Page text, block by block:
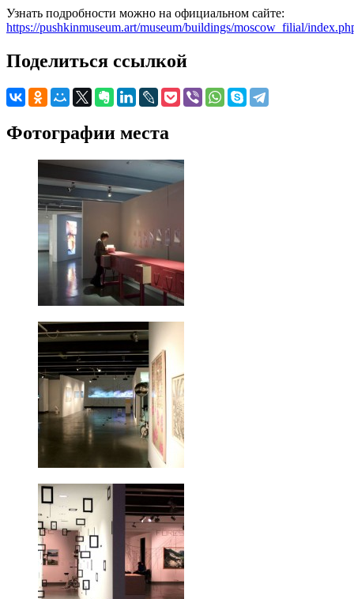
Узнать подробности можно на официальном сайте:
https://pushkinmuseum.art/museum/buildings/moscow_filial/
Поделиться ссылкой
Фотографии места